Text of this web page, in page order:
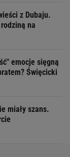
z Dubaju.
na
emocje sięgną
Święcicki
miały szans.